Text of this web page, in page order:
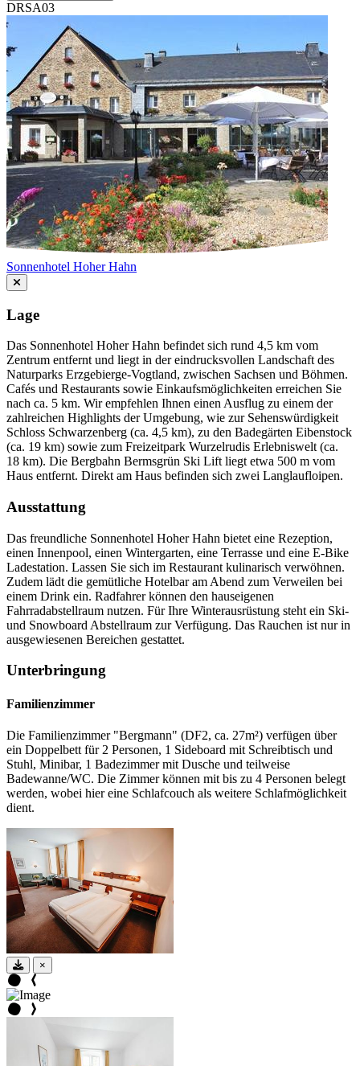
DRSA03
Sonnenhotel Hoher Hahn
Lage
Das Sonnenhotel Hoher Hahn befindet sich rund 4,5 km vom
Zentrum entfernt und liegt in der eindrucksvollen Landschaft des
Naturparks Erzgebierge-Vogtland, zwischen Sachsen und Böhmen.
Cafés und Restaurants sowie Einkaufsmöglichkeiten erreichen Sie
nach ca. 5 km. Wir empfehlen Ihnen einen Ausflug zu einem der
zahlreichen Highlights der Umgebung, wie zur Sehenswürdigkeit
Schloss Schwarzenberg (ca. 4,5 km), zu den Badegärten Eibenstock
(ca. 19 km) sowie zum Freizeitpark Wurzelrudis Erlebniswelt (ca.
18 km). Die Bergbahn Bermsgrün Ski Lift liegt etwa 500 m vom
Haus entfernt. Direkt am Haus befinden sich zwei Langlaufloipen.
Ausstattung
Das freundliche Sonnenhotel Hoher Hahn bietet eine Rezeption,
einen Innenpool, einen Wintergarten, eine Terrasse und eine E-Bike
Ladestation. Lassen Sie sich im Restaurant kulinarisch verwöhnen.
Zudem lädt die gemütliche Hotelbar am Abend zum Verweilen bei
einem Drink ein. Radfahrer können den hauseigenen
Fahrradabstellraum nutzen. Für Ihre Winterausrüstung steht ein Ski-
und Snowboard Abstellraum zur Verfügung. Das Rauchen ist nur in
ausgewiesenen Bereichen gestattet.
Unterbringung
Familienzimmer
Die Familienzimmer "Bergmann" (DF2, ca. 27m²) verfügen über
ein Doppelbett für 2 Personen, 1 Sideboard mit Schreibtisch und
Stuhl, Minibar, 1 Badezimmer mit Dusche und teilweise
Badewanne/WC. Die Zimmer können mit bis zu 4 Personen belegt
werden, wobei hier eine Schlafcouch als weitere Schlafmöglichkeit
dient.
×